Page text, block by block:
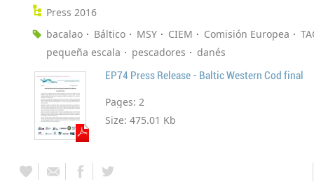
Press 2016
bacalao
Báltico MSY CIEM Comisión Europea
pequeña escala
pescadores danés
EP74 Press Release - Baltic Western Cod final
Pages: 2
Size: 475.01 Kb